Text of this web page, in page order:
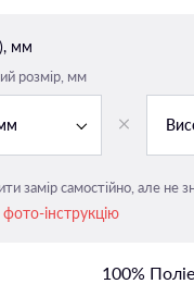
мм
розмір, мм
замір самостійно, але не
інструкцію
100%